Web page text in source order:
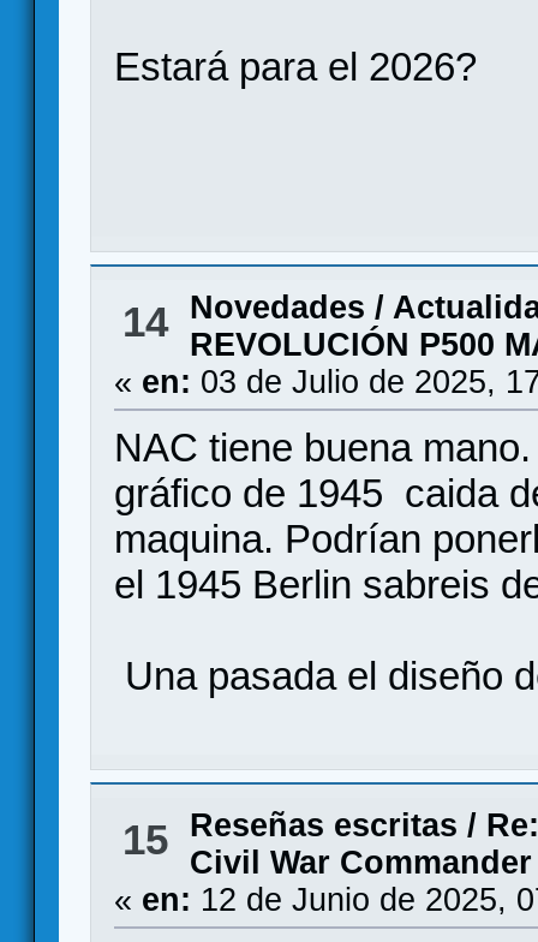
Estará para el 2026?
14
Novedades /
REVOLUCIÓN P500
« en: 03 de Julio de 2025,
NAC tiene buena
gráfico de 1945 caida
maquina. Podrían
el 1945 Berlin sabreis
Una pasada el diseño
15 Reseñas escritas /
Civil War Commander
« en: 12 de Junio de 2025,